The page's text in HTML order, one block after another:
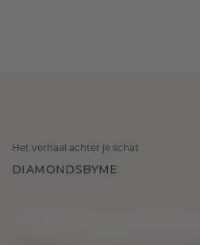
Het verhaal achter je schat
DIAMONDSBYME